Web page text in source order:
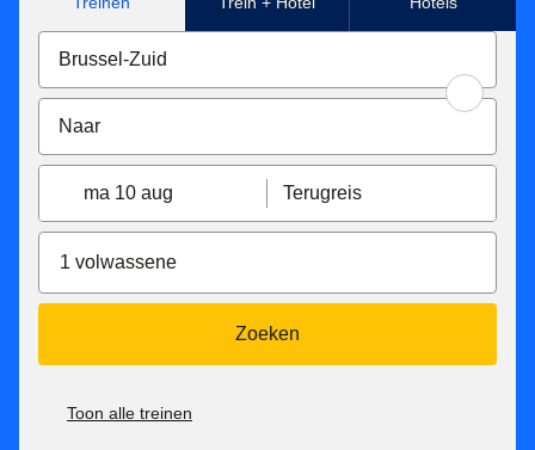
ma 10 aug Terugreis
1 volwassene
Zoeken
Toon alle treinen